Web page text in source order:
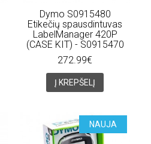
Dymo S0915480
Etikečių spausdintuvas
LabelManager 420P
(CASE KIT) - S0915470
272.99€
Į KREPŠELĮ
NAUJA